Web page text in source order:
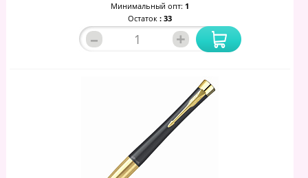
Минимальный опт: 1
Остаток : 33
– +